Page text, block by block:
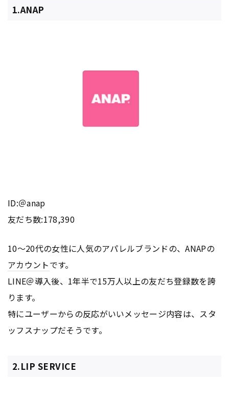
1.ANAP
ID:＠anap
友だち数:178,390
10〜20代の女性に人気のアパレルブランドの、ANAPの
アカウントです。
LINE＠導入後、1年半で15万人以上の友だち登録数を誇
ります。
特にユーザーからの反応がいいメッセージ内容は、スタ
ッフスナップだそうです。
2.LIP SERVICE